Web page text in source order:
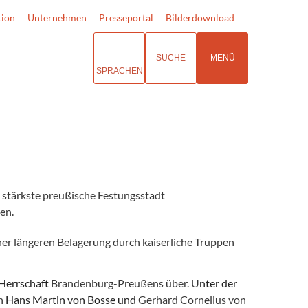
Unternehmen Presseportal Bilderdownload
SPRACHEN
SUCHE MENÜ
preußische Festungsstadt
längeren Belagerung durch kaiserliche Truppen
Brandenburg-Preußens über. Unter der
Hans Martin von Bosse und Gerhard Cornelius von